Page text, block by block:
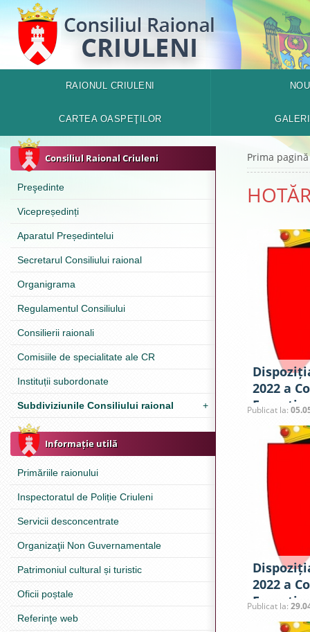
RAIONUL CRIULENI
CARTEA OASPEŢILOR
Consiliul Raional Criuleni
Preşedinte
Vicepreședinți
Aparatul Președintelui
Secretarul Consiliului raional
Organigrama
Regulamentul Consiliului
Consilierii raionali
Comisiile de specialitate ale CR
Instituții subordonate
Subdiviziunile Consiliului raional +
Informație utilă
Primăriile raionului
Inspectoratul de Poliție Criuleni
Servicii desconcentrate
Organizaţii Non Guvernamentale
Patrimoniul cultural și turistic
Oficii poștale
Referinţe web
Prima pagină
2022 a
Criuleni
Publicat la:
2022 a
Publicat la: